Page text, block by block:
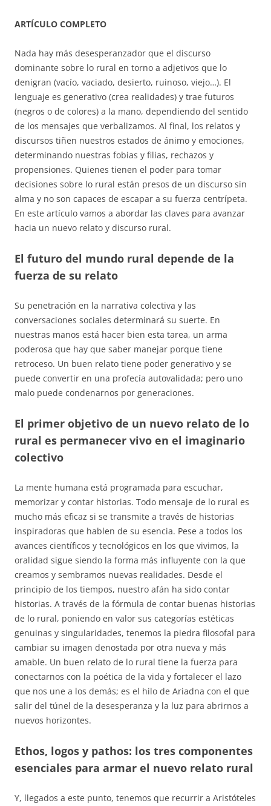
ARTÍCULO COMPLETO
Nada hay más desesperanzador que el discurso
dominante sobre lo rural en torno a adjetivos que lo
denigran (vacío, vaciado, desierto, ruinoso, viejo…). El
lenguaje es generativo (crea realidades) y trae futuros
(negros o de colores) a la mano, dependiendo del sentido
de los mensajes que verbalizamos. Al final, los relatos y
discursos tiñen nuestros estados de ánimo y emociones,
determinando nuestras fobias y filias, rechazos y
propensiones. Quienes tienen el poder para tomar
decisiones sobre lo rural están presos de un discurso sin
alma y no son capaces de escapar a su fuerza centrípeta.
En este artículo vamos a abordar las claves para avanzar
hacia un nuevo relato y discurso rural.
El futuro del mundo rural depende de la
fuerza de su relato
Su penetración en la narrativa colectiva y las
conversaciones sociales determinará su suerte. En
nuestras manos está hacer bien esta tarea, un arma
poderosa que hay que saber manejar porque tiene
retroceso. Un buen relato tiene poder generativo y se
puede convertir en una profecía autovalidada; pero uno
malo puede condenarnos por generaciones.
El primer objetivo de un nuevo relato de lo
rural es permanecer vivo en el imaginario
colectivo
La mente humana está programada para escuchar,
memorizar y contar historias. Todo mensaje de lo rural es
mucho más eficaz si se transmite a través de historias
inspiradoras que hablen de su esencia. Pese a todos los
avances científicos y tecnológicos en los que vivimos, la
oralidad sigue siendo la forma más influyente con la que
creamos y sembramos nuevas realidades. Desde el
principio de los tiempos, nuestro afán ha sido contar
historias. A través de la fórmula de contar buenas historias
de lo rural, poniendo en valor sus categorías estéticas
genuinas y singularidades, tenemos la piedra filosofal para
cambiar su imagen denostada por otra nueva y más
amable. Un buen relato de lo rural tiene la fuerza para
conectarnos con la poética de la vida y fortalecer el lazo
que nos une a los demás; es el hilo de Ariadna con el que
salir del túnel de la desesperanza y la luz para abrirnos a
nuevos horizontes.
Ethos, logos y pathos: los tres componentes
esenciales para armar el nuevo relato rural
Y, llegados a este punto, tenemos que recurrir a Aristóteles